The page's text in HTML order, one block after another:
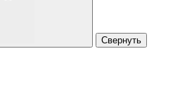
Свернуть